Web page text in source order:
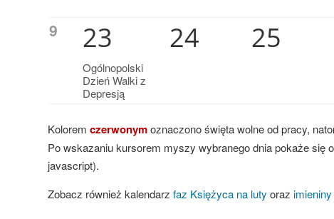
9 23
Ogólnopolski
Dzień Walki z
Depresją
24 25
Kolorem czerwonymoznaczono święta wolne od pracy,
Po wskazaniu kursorem myszy wybranego dnia pokaże się
javascript).
Zobacz również kalendarz faz Księżyca na luty oraz